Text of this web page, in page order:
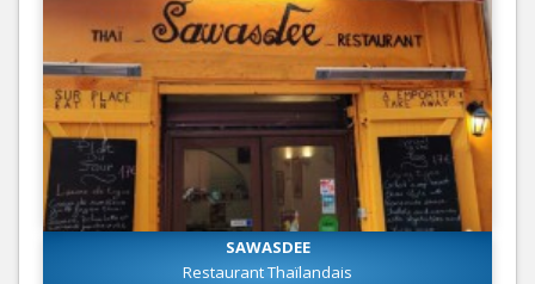
SAWASDEE
Restaurant Thaïlandais